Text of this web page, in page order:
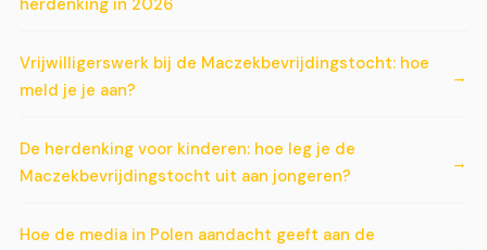
herdenking in 2026
Vrijwilligerswerk bij de Maczekbevrijdingstocht: hoe
meld je je aan?
De herdenking voor kinderen: hoe leg je de
Maczekbevrijdingstocht uit aan jongeren?
Hoe de media in Polen aandacht geeft aan de